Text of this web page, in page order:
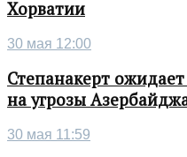
Хорватии
30 мая 12:00
Степанакерт
на угрозы
30 мая 11:59